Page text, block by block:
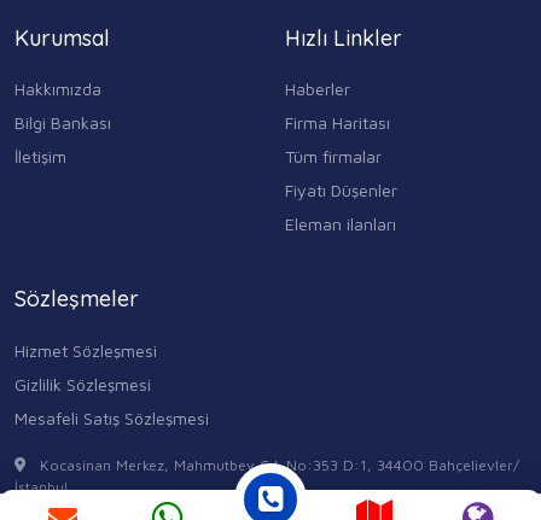
Kurumsal
Hakkımızda
Bilgi Bankası
İletişim
Hızlı Linkler
Haberler
Firma Haritası
Tüm firmalar
Fiyatı Düşenler
Eleman ilanları
Sözleşmeler
Hizmet Sözleşmesi
Gizlilik Sözleşmesi
Mesafeli Satış Sözleşmesi
Kocasinan Merkez, Mahmutbey Cd. No:353 D:1, 34400 Bahçelievler/
İstanbul
0543 315 17 84